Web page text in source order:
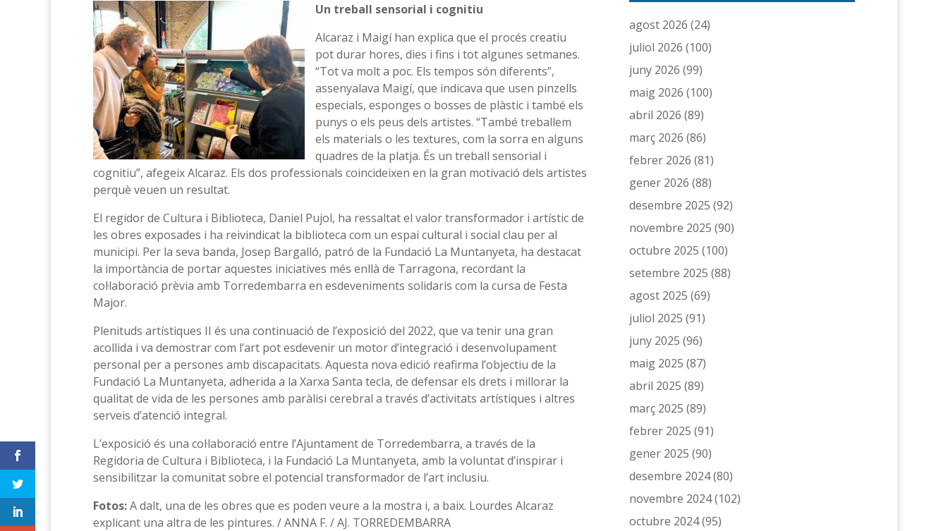
Un treball sensorial i cognitiu
Alcaraz i Maigí han explica que el procés creatiu
pot durar hores, dies i fins i tot algunes setmanes.
“Tot va molt a poc. Els tempos són diferents”,
assenyalava Maigí, que indicava que usen pinzells
especials, esponges o bosses de plàstic i també els
punys o els peus dels artistes. “També treballem
els materials o les textures, com la sorra en alguns
quadres de la platja. És un treball sensorial i
cognitiu”, afegeix Alcaraz. Els dos professionals coincideixen en la gran motivació dels artistes
perquè veuen un resultat.
El regidor de Cultura i Biblioteca, Daniel Pujol, ha ressaltat el valor transformador i artístic de
les obres exposades i ha reivindicat la biblioteca com un espai cultural i social clau per al
municipi. Per la seva banda, Josep Bargalló, patró de la Fundació La Muntanyeta, ha destacat
la importància de portar aquestes iniciatives més enllà de Tarragona, recordant la
col·laboració prèvia amb Torredembarra en esdeveniments solidaris com la cursa de Festa
Major.
Plenituds artístiques II és una continuació de l’exposició del 2022, que va tenir una gran
acollida i va demostrar com l’art pot esdevenir un motor d’integració i desenvolupament
personal per a persones amb discapacitats. Aquesta nova edició reafirma l’objectiu de la
Fundació La Muntanyeta, adherida a la Xarxa Santa tecla, de defensar els drets i millorar la
qualitat de vida de les persones amb paràlisi cerebral a través d’activitats artístiques i altres
serveis d’atenció integral.
L’exposició és una col·laboració entre l’Ajuntament de Torredembarra, a través de la
Regidoria de Cultura i Biblioteca, i la Fundació La Muntanyeta, amb la voluntat d’inspirar i
sensibilitzar la comunitat sobre el potencial transformador de l’art inclusiu.
Fotos:A dalt, una de les obres que es poden veure a la mostra i, a baix. Lourdes Alcaraz
explicant una altra de les pintures. / ANNA F. / AJ. TORREDEMBARRA
agost 2026 (24)
juliol 2026 (100)
juny 2026 (99)
maig 2026 (100)
abril 2026 (89)
març 2026 (86)
febrer 2026 (81)
gener 2026 (88)
desembre 2025 (92)
novembre 2025 (90)
octubre 2025 (100)
setembre 2025 (88)
agost 2025 (69)
juliol 2025 (91)
juny 2025 (96)
maig 2025 (87)
abril 2025 (89)
març 2025 (89)
febrer 2025 (91)
gener 2025 (90)
desembre 2024(80)
novembre 2024(102)
octubre 2024(95)